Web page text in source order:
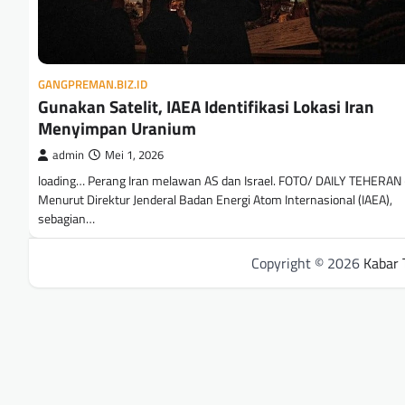
GANGPREMAN.BIZ.ID
Gunakan Satelit, IAEA Identifikasi Lokasi Iran
Menyimpan Uranium
admin Mei 1, 2026
loading… Perang Iran melawan AS dan Israel. FOTO/ DAILY
Menurut Direktur Jenderal Badan Energi Atom Internasional (IAEA),
sebagian…
Copyright © 2026